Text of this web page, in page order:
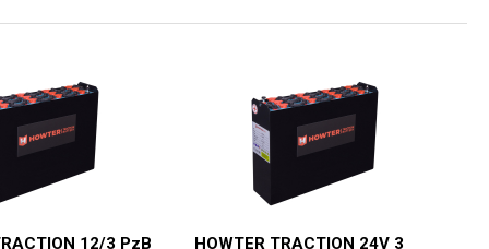
12/3 PzB
HOWTER TRACTION 24V 3